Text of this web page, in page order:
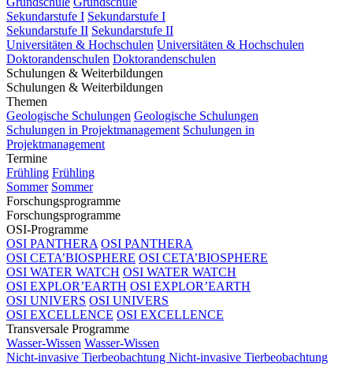
Sekundarstufe I Sekundarstufe I
Sekundarstufe II Sekundarstufe II
Universitäten & Hochschulen Universitäten & Hochschulen
Doktorandenschulen Doktorandenschulen
Schulungen & Weiterbildungen
Schulungen & Weiterbildungen
Themen
Geologische Schulungen Geologische Schulungen
Schulungen in Projektmanagement Schulungen in
Projektmanagement
Termine
Frühling Frühling
Sommer Sommer
Forschungsprogramme
Forschungsprogramme
OSI-Programme
OSI PANTHERA OSI PANTHERA
OSI CETA’BIOSPHERE OSI CETA’BIOSPHERE
OSI WATER WATCH OSI WATER WATCH
OSI EXPLOR’EARTH OSI EXPLOR’EARTH
OSI UNIVERS OSI UNIVERS
OSI EXCELLENCE OSI EXCELLENCE
Transversale Programme
Wasser-Wissen Wasser-Wissen
Nicht-invasive Tierbeobachtung Nicht-invasive Tierbeobachtung